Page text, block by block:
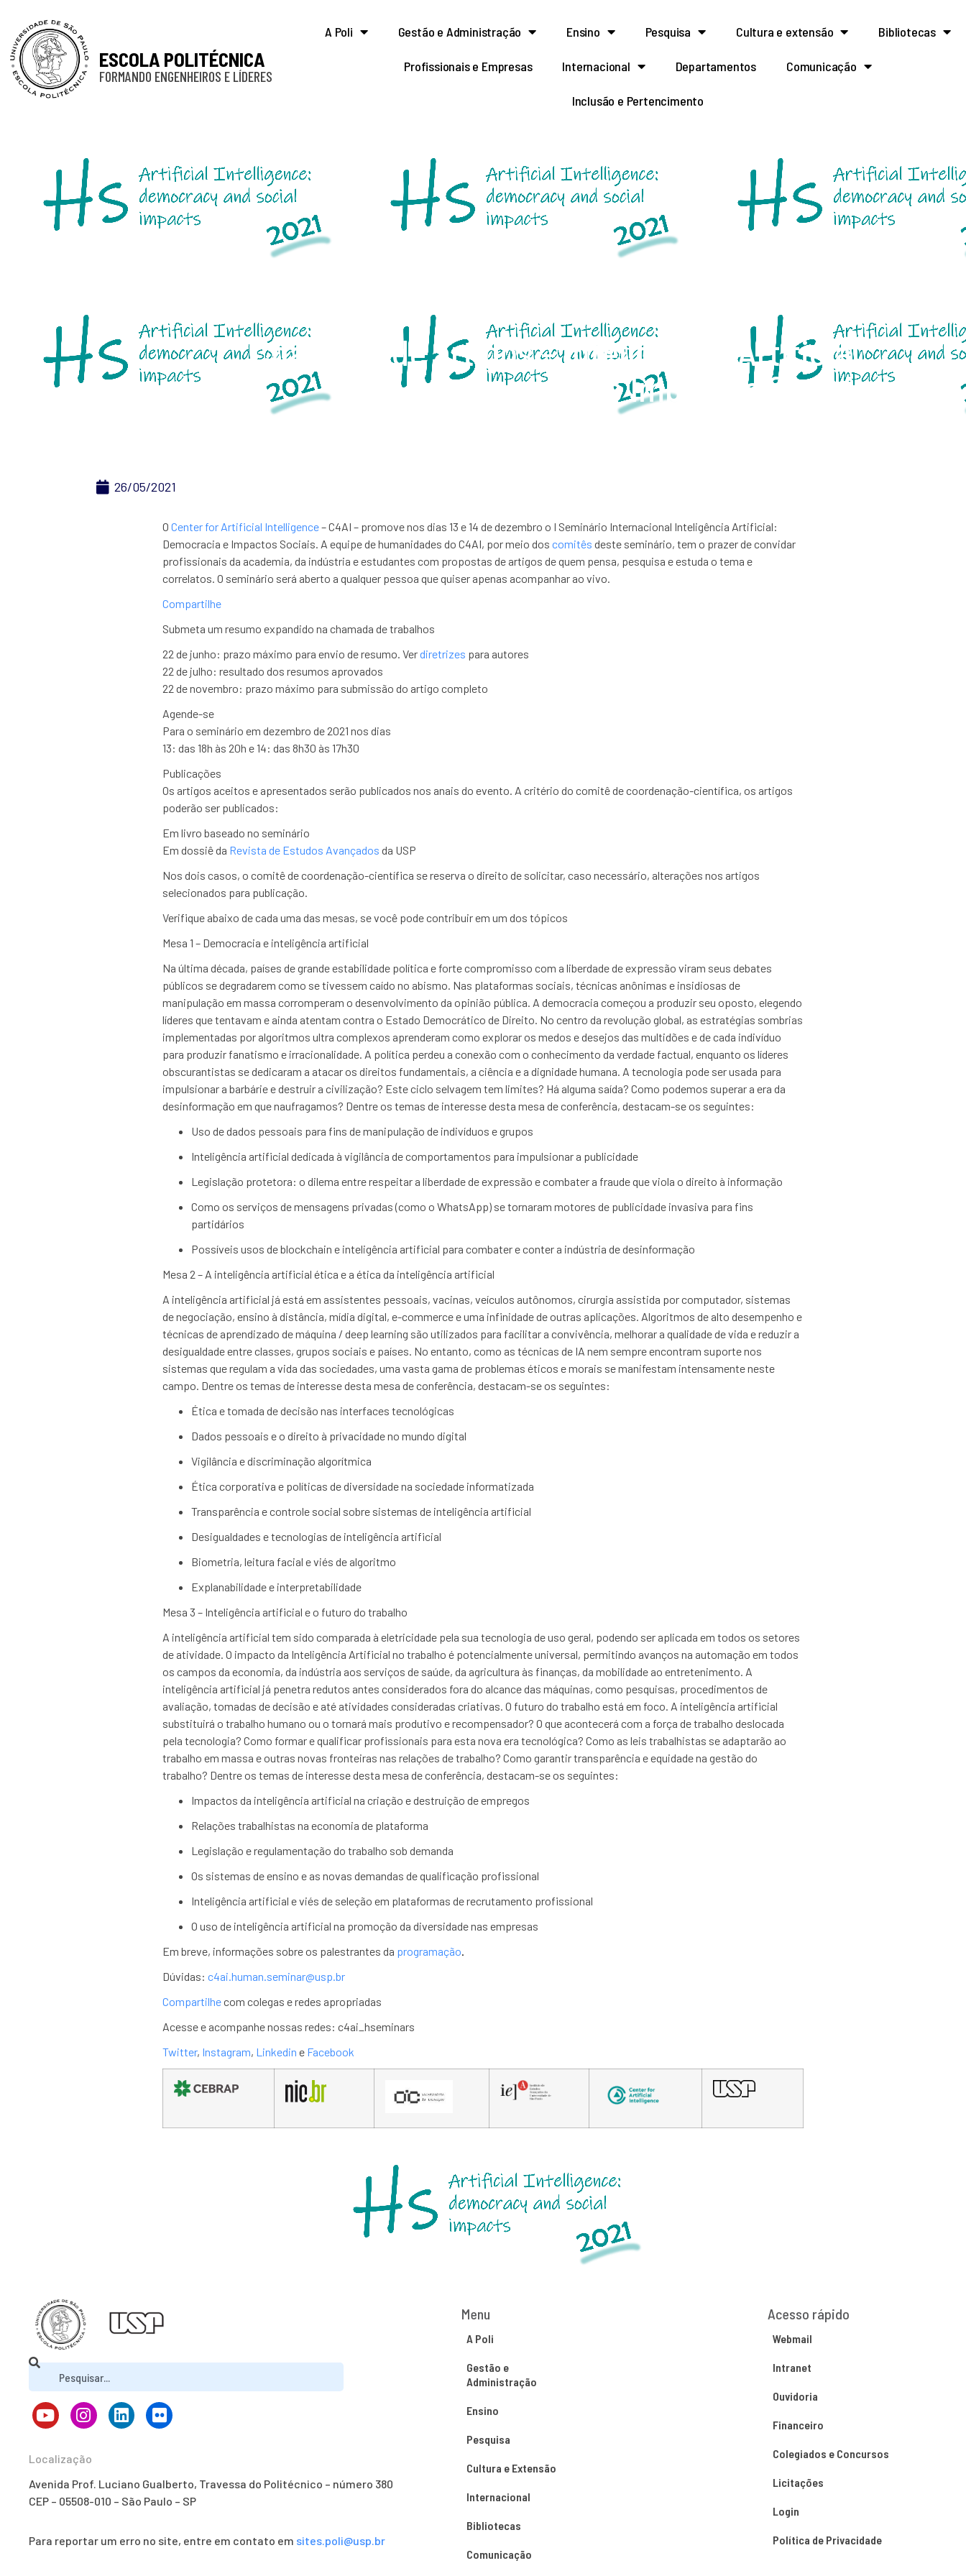
ESCOLA POLITÉCNICA
FORMANDO ENGENHEIROS E LÍDERES
A Poli Gestão e Administração Ensino Pesquisa Cultura e extensão Bibliotecas
Profissionais e Empresas Internacional Departamentos Comunicação
Inclusão e Pertencimento
Chamada de artigos – Inteligência Artificial:
Democracia e Impactos Sociais
26/05/2021
O Center for Artificial Intelligence– C4AI – promove nos dias 13 e 14 de dezembro o I Seminário Internacional Inteligência Artificial:
Democracia e Impactos Sociais. A equipe de humanidades do C4AI, por meio dos comitês deste seminário, tem o prazer de convidar
profissionais da academia, da indústria e estudantes com propostas de artigos de quem pensa, pesquisa e estuda o tema e
correlatos. O seminário será aberto a qualquer pessoa que quiser apenas acompanhar ao vivo.
Compartilhe
Submeta um resumo expandido na chamada de trabalhos
22 de junho: prazo máximo para envio de resumo. Verdiretrizes para autores
22 de julho: resultado dos resumos aprovados
22 de novembro: prazo máximo para submissão do artigo completo
Agende-se
Para o seminário em dezembro de 2021 nos dias
13: das 18h às 20h e 14: das 8h30 às 17h30
Publicações
Os artigos aceitos e apresentados serão publicados nos anais do evento. A critério do comitê de coordenação-científica, os artigos
poderão ser publicados:
Em livro baseado no seminário
Em dossiê da Revista de Estudos Avançados da USP
Nos dois casos, o comitê de coordenação-científica se reserva o direito de solicitar, caso necessário, alterações nos artigos
selecionados para publicação.
Verifique abaixo de cada uma das mesas, se você pode contribuir em um dos tópicos
Mesa 1 – Democracia e inteligência artificial
Na última década, países de grande estabilidade política e forte compromisso com a liberdade de expressão viram seus debates
públicos se degradarem como se tivessem caído no abismo. Nas plataformas sociais, técnicas anônimas e insidiosas de
manipulação em massa corromperam o desenvolvimento da opinião pública. A democracia começou a produzir seu oposto, elegendo
líderes que tentavam e ainda atentam contra o Estado Democrático de Direito. No centro da revolução global, as estratégias sombrias
implementadas por algoritmos ultra complexos aprenderam como explorar os medos e desejos das multidões e de cada indivíduo
para produzir fanatismo e irracionalidade. A política perdeu a conexão com o conhecimento da verdade factual, enquanto os líderes
obscurantistas se dedicaram a atacar os direitos fundamentais, a ciência e a dignidade humana. A tecnologia pode ser usada para
impulsionar a barbárie e destruir a civilização? Este ciclo selvagem tem limites? Há alguma saída? Como podemos superar a era da
desinformação em que naufragamos? Dentre os temas de interesse desta mesa de conferência, destacam-se os seguintes:
Uso de dados pessoais para fins de manipulação de indivíduos e grupos
Inteligência artificial dedicada à vigilância de comportamentos para impulsionar a publicidade
Legislação protetora: o dilema entre respeitar a liberdade de expressão e combater a fraude que viola o direito à informação
Como os serviços de mensagens privadas (como o WhatsApp) se tornaram motores de publicidade invasiva para fins
partidários
Possíveis usos de blockchain e inteligência artificial para combater e conter a indústria de desinformação
Mesa 2 – A inteligência artificial ética e a ética da inteligência artificial
A inteligência artificial já está em assistentes pessoais, vacinas, veículos autônomos, cirurgia assistida por computador, sistemas
de negociação, ensino à distância, mídia digital, e-commerce e uma infinidade de outras aplicações. Algoritmos de alto desempenho e
técnicas de aprendizado de máquina / deep learning são utilizados para facilitar a convivência, melhorar a qualidade de vida e reduzir a
desigualdade entre classes, grupos sociais e países. No entanto, como as técnicas de IA nem sempre encontram suporte nos
sistemas que regulam a vida das sociedades, uma vasta gama de problemas éticos e morais se manifestam intensamente neste
campo. Dentre os temas de interesse desta mesa de conferência, destacam-se os seguintes:
Ética e tomada de decisão nas interfaces tecnológicas
Dados pessoais e o direito à privacidade no mundo digital
Vigilância e discriminação algorítmica
Ética corporativa e políticas de diversidade na sociedade informatizada
Transparência e controle social sobre sistemas de inteligência artificial
Desigualdades e tecnologias de inteligência artificial
Biometria, leitura facial e viés de algoritmo
Explanabilidade e interpretabilidade
Mesa 3 – Inteligência artificial e o futuro do trabalho
A inteligência artificial tem sido comparada à eletricidade pela sua tecnologia de uso geral, podendo ser aplicada em todos os setores
de atividade. O impacto da Inteligência Artificial no trabalho é potencialmente universal, permitindo avanços na automação em todos
os campos da economia, da indústria aos serviços de saúde, da agricultura às finanças, da mobilidade ao entretenimento. A
inteligência artificial já penetra redutos antes considerados fora do alcance das máquinas, como pesquisas, procedimentos de
avaliação, tomadas de decisão e até atividades consideradas criativas. O futuro do trabalho está em foco. A inteligência artificial
substituirá o trabalho humano ou o tornará mais produtivo e recompensador? O que acontecerá com a força de trabalho deslocada
pela tecnologia? Como formar e qualificar profissionais para esta nova era tecnológica? Como as leis trabalhistas se adaptarão ao
trabalho em massa e outras novas fronteiras nas relações de trabalho? Como garantir transparência e equidade na gestão do
trabalho? Dentre os temas de interesse desta mesa de conferência, destacam-se os seguintes:
Impactos da inteligência artificial na criação e destruição de empregos
Relações trabalhistas na economia de plataforma
Legislação e regulamentação do trabalho sob demanda
Os sistemas de ensino e as novas demandas de qualificação profissional
Inteligência artificial e viés de seleção em plataformas de recrutamento profissional
O uso de inteligência artificial na promoção da diversidade nas empresas
Em breve, informações sobre os palestrantes da programação.
Dúvidas: c4ai.human.seminar@usp.br
Compartilhecom colegas e redes apropriadas
Acesse e acompanhe nossas redes: c4ai_hseminars
Twitter, Instagram, Linkedin e Facebook
Localização
Avenida Prof. Luciano Gualberto, Travessa do Politécnico – número 380
CEP – 05508-010 – São Paulo – SP
Para reportar um erro no site, entre em contato em sites.poli@usp.br
Menu
A Poli
Gestão e
Administração
Ensino
Pesquisa
Cultura e Extensão
Internacional
Bibliotecas
Comunicação
Acesso rápido
Webmail
Intranet
Ouvidoria
Financeiro
Colegiados e Concursos
Licitações
Login
Política de Privacidade